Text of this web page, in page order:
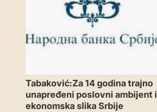
Tabaković:Za 14 godina trajno
unapređeni poslovni ambijent i
ekonomska slika Srbije